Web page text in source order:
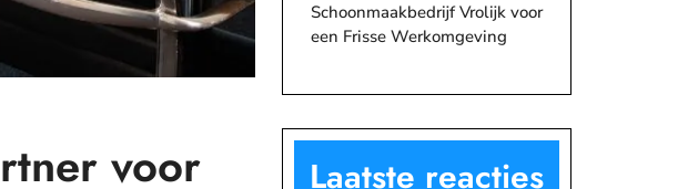
voor
Schoonmaakbedrijf Vrolijk voor
een Frisse Werkomgeving
Laatste reacties